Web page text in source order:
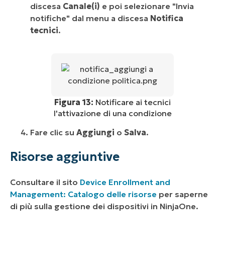
discesa Canale(i) e poi selezionare "Invia
notifiche" dal menu a discesa Notifica
tecnici.
Figura 13: Notificare ai tecnici
l'attivazione di una condizione
Fare clic su Aggiungi o Salva.
Risorse aggiuntive
Consultare il sito Device Enrollment and
Management: Catalogo delle risorse per saperne
di più sulla gestione dei dispositivi in NinjaOne.